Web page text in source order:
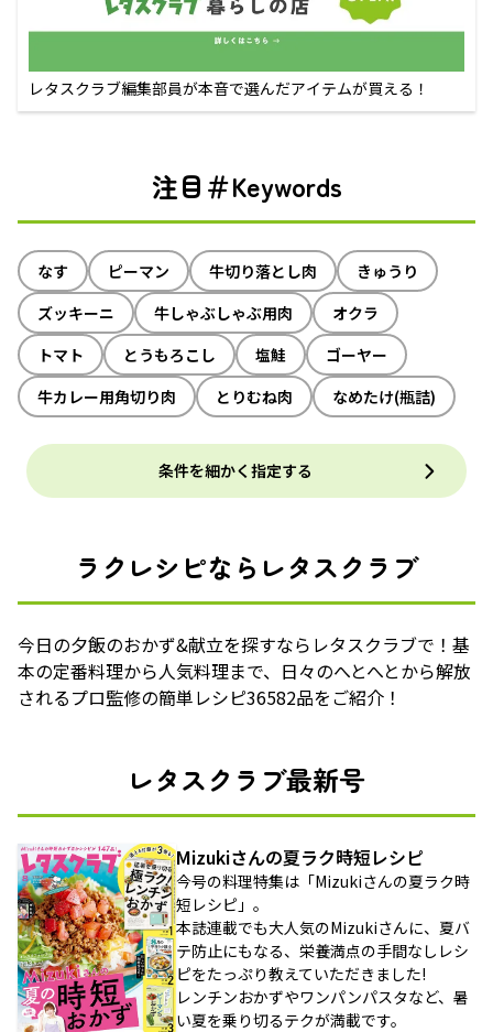
レタスクラブ編集部員が本音で選んだアイテムが買える！
注目＃Keywords
なす ピーマン 牛切り落とし肉
きゅうり
ズッキーニ
牛しゃぶしゃぶ用肉
オクラ
トマト
とうもろこし 塩鮭
ゴーヤー
牛カレー用角切り肉
とりむね肉 なめたけ(瓶詰)
条件を細かく指定する
ラクレシピならレタスクラブ
今日の夕飯のおかず&献立を探すならレタスクラブで！基
本の定番料理から人気料理まで、日々のへとへとから解放
されるプロ監修の簡単レシピ36582品をご紹介！
レタスクラブ最新号
Mizukiさんの夏ラク時短レシピ
今号の料理特集は「Mizukiさんの夏ラク時
短レシピ」。
本誌連載でも大人気のMizukiさんに、夏バ
テ防止にもなる、栄養満点の手間なしレシ
ピをたっぷり教えていただきました!
レンチンおかずやワンパンパスタなど、暑
い夏を乗り切るテクが満載です。